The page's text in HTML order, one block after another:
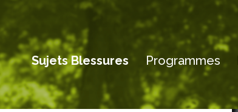
Sujets Blessures Programmes